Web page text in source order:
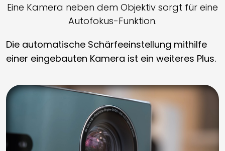
Eine Kamera neben dem Objektiv sorgt für eine
Autofokus-Funktion.
Die automatische Schärfeeinstellung mithilfe
einer eingebauten Kamera ist ein weiteres Plus.